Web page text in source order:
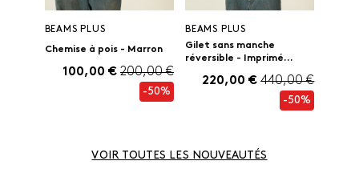
BEAMS PLUS
Chemise à pois - Marron
100,00 € 200,00 €
-50%
BEAMS PLUS
Gilet sans manche
réversible - Imprimé...
220,00 € 440,00 €
-50%
VOIR TOUTES LES NOUVEAUTÉS